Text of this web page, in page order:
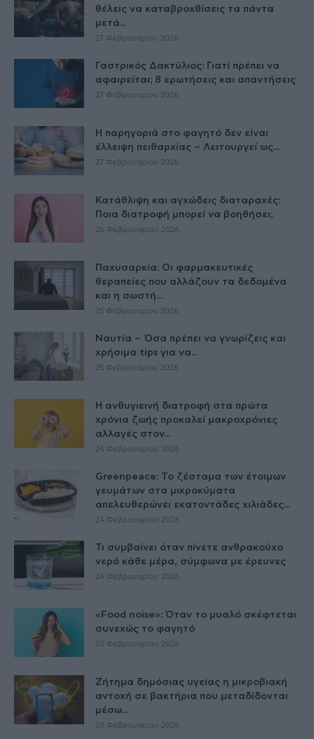
θέλεις να καταβροχθίσεις τα πάντα
μετά...
27 Φεβρουαρίου 2026
Γαστρικός Δακτύλιος: Γιατί πρέπει να
αφαιρείται; 8 ερωτήσεις και απαντήσεις
27 Φεβρουαρίου 2026
Η παρηγοριά στο φαγητό δεν είναι
έλλειψη πειθαρχίας – Λειτουργεί ως...
27 Φεβρουαρίου 2026
Κατάθλιψη και αγχώδεις διαταραχές:
Ποια διατροφή μπορεί να βοηθήσει;
26 Φεβρουαρίου 2026
Παχυσαρκία: Οι φαρμακευτικές
θεραπείες που αλλάζουν τα δεδομένα
και η σωστή...
25 Φεβρουαρίου 2026
Ναυτία – Όσα πρέπει να γνωρίζεις και
χρήσιμα tips για να...
25 Φεβρουαρίου 2026
Η ανθυγιεινή διατροφή στα πρώτα
χρόνια ζωής προκαλεί μακροχρόνιες
αλλαγές στον...
24 Φεβρουαρίου 2026
Greenpeace: Το ζέσταμα των έτοιμων
γευμάτων στα μικροκύματα
απελευθερώνει εκατοντάδες χιλιάδες...
24 Φεβρουαρίου 2026
Τι συμβαίνει όταν πίνετε ανθρακούχο
νερό κάθε μέρα, σύμφωνα με έρευνες
24 Φεβρουαρίου 2026
«Food noise»: Όταν το μυαλό σκέφτεται
συνεχώς το φαγητό
20 Φεβρουαρίου 2026
Ζήτημα δημόσιας υγείας η μικροβιακή
αντοχή σε βακτήρια που μεταδίδονται
μέσω...
20 Φεβρουαρίου 2026